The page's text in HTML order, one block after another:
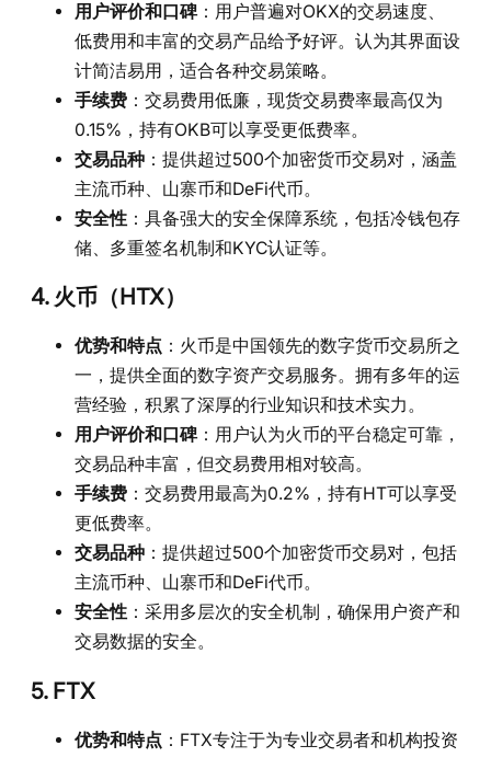
用户评价和口碑：用户普遍对OKX的交易速度、
低费用和丰富的交易产品给予好评。认为其界面设
计简洁易用，适合各种交易策略。
手续费 ：交易费用低廉，现货交易费率最高仅为
0.15%，持有OKB可以享受更低费率。
交易品种 ：提供超过500个加密货币交易对，涵盖
主流币种、山寨币和DeFi代币。
安全性 ：具备强大的安全保障系统，包括冷钱包存
储、多重签名机制和KYC认证等。
4. 火币（HTX）
优势和特点 ：火币是中国领先的数字货币交易所之
一，提供全面的数字资产交易服务。拥有多年的运
营经验，积累了深厚的行业知识和技术实力。
用户评价和口碑：用户认为火币的平台稳定可靠，
交易品种丰富，但交易费用相对较高。
手续费 ：交易费用最高为0.2%，持有HT可以享受
更低费率。
交易品种 ：提供超过500个加密货币交易对，包括
主流币种、山寨币和DeFi代币。
安全性 ：采用多层次的安全机制，确保用户资产和
交易数据的安全。
5. FTX
优势和特点 ：FTX专注于为专业交易者和机构投资